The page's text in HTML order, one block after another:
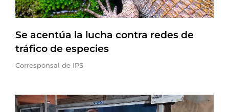
Se acentúa la lucha contra redes de
tráfico de especies
Corresponsal de IPS